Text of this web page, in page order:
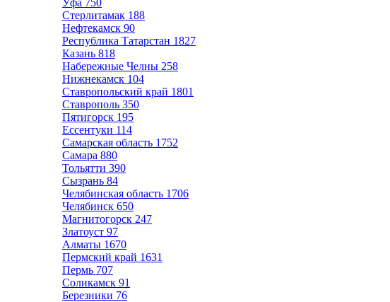
Уфа 750
Стерлитамак 188
Нефтекамск 90
Республика Татарстан 1827
Казань 818
Набережные Челны 258
Нижнекамск 104
Ставропольский край 1801
Ставрополь 350
Пятигорск 195
Ессентуки 114
Самарская область 1752
Самара 880
Тольятти 390
Сызрань 84
Челябинская область 1706
Челябинск 650
Магнитогорск 247
Златоуст 97
Алматы 1670
Пермский край 1631
Пермь 707
Соликамск 91
Березники 76